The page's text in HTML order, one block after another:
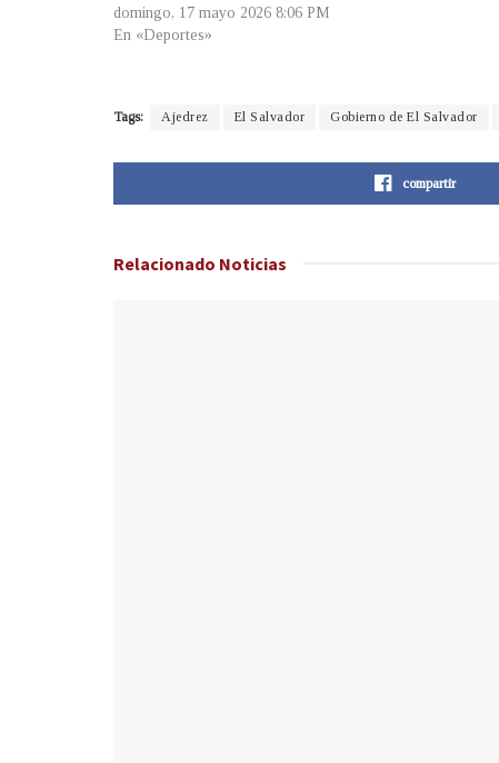
domingo, 17 mayo 2026 8:06 PM
En «Deportes»
Tags: Ajedrez El Salvador Gobierno de El Salvador
compartir
Relacionado Noticias